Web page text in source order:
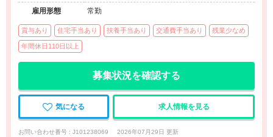
雇用形態
常勤
賞与あり 住宅手当あり 扶養手当あり 交通費手当あり 残業少なめ
年間休日110日以上
募集状況を確認する
気になる 求人情報を見る
お問い合わせ番号 : J101238069 2026年07月29日 更新